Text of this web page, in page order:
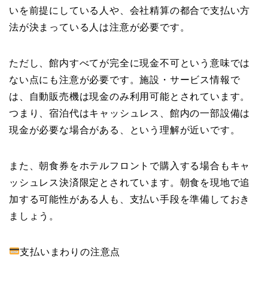
いを前提にしている人や、会社精算の都合で支払い方
法が決まっている人は注意が必要です。
ただし、館内すべてが完全に現金不可という意味では
ない点にも注意が必要です。施設・サービス情報で
は、自動販売機は現金のみ利用可能とされています。
つまり、宿泊代はキャッシュレス、館内の一部設備は
現金が必要な場合がある、という理解が近いです。
また、朝食券をホテルフロントで購入する場合もキャ
ッシュレス決済限定とされています。朝食を現地で追
加する可能性がある人も、支払い手段を準備しておき
ましょう。
支払いまわりの注意点